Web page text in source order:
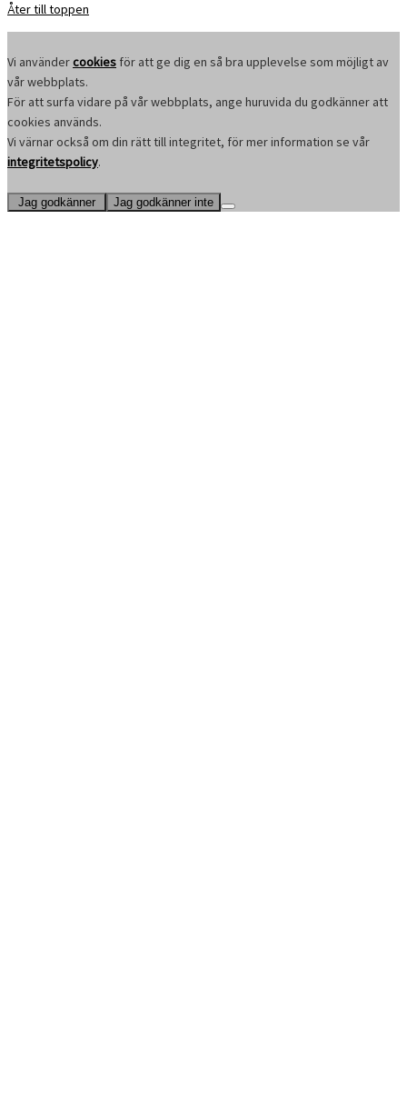
Åter till toppen
Vi användercookies för att ge dig en så bra upplevelse som möjligt av
vår webbplats.
För att surfa vidare på vår webbplats, ange huruvida du godkänner att
cookies används.
Vi värnar också om din rätt till integritet, för mer information se vår
integritetspolicy.
Jag godkänner Jag godkänner inte